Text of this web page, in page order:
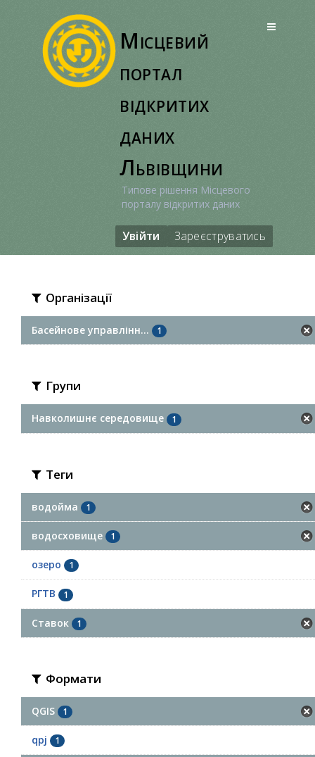
Місцевий
портал
відкритих
даних
Львівщини
Типове рішення Місцевого
порталу відкритих даних
Увійти Зареєструватись
Організації
Басейнове управлінн... 1
Групи
Навколишнє середовище 1
Теги
водойма 1
водосховище 1
озеро 1
РГТВ 1
Ставок 1
Формати
QGIS 1
qpj 1